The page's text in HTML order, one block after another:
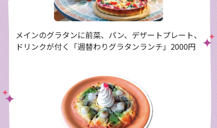
メインのグラタンに前菜、パン、デザートプレート、
ドリンクが付く「週替わりグラタンランチ」2000円